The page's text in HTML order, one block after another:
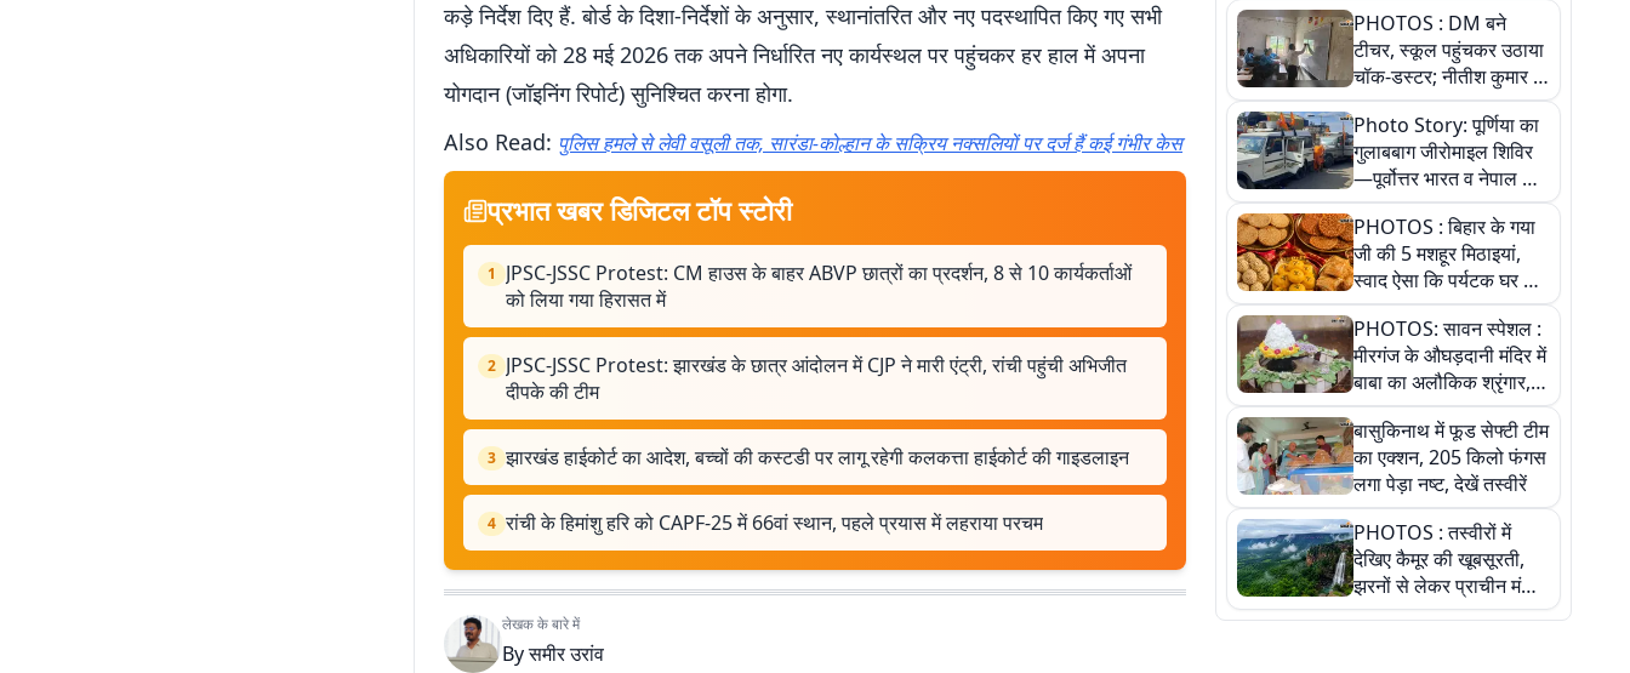
कड़े निर्देश दिए हैं. बोर्ड के दिशा-निर्देशों के अनुसार, स्थानांतरित और नए पदस्थापित किए गए सभी
अधिकारियों को 28 मई 2026 तक अपने निर्धारित नए कार्यस्थल पर पहुंचकर हर हाल में अपना
योगदान (जॉइनिंग रिपोर्ट) सुनिश्चित करना होगा.
Also Read: पुलिस हमले से लेवी वसूली तक, सारंडा-कोल्हान के सक्रिय नक्सलियों पर दर्ज हैं कई गंभीर केस
प्रभात खबर डिजिटल टॉप स्टोरी
1
JPSC-JSSC Protest: CM हाउस के बाहर ABVP छात्रों का प्रदर्शन, 8 से 10 कार्यकर्ताओं
को लिया गया हिरासत में
2 JPSC-JSSC Protest: झारखंड के छात्र आंदोलन में CJP ने मारी एंट्री, रांची पहुंची अभिजीत
दीपके की टीम
3 झारखंड हाईकोर्ट का आदेश, बच्चों की कस्टडी पर लागू रहेगी कलकत्ता हाईकोर्ट की गाइडलाइन
4 रांची के हिमांशु हरि को CAPF-25 में 66वां स्थान, पहले प्रयास में लहराया परचम
लेखक के बारे में
Byसमीर उरांव
PHOTOS : DM बने
टीचर, स्कूल पहुंचकर उठाया
चॉक-डस्टर; नीतीश कुमार के
इस चहेते अधिकारी को
जानिए
Photo Story: पूर्णिया का
गुलाबबाग जीरोमाइल शिविर
—पूर्वोत्तर भारत व नेपाल के
कांवरियों का प्रमुख सेवा धाम
PHOTOS : बिहार के गया
जी की 5 मशहूर मिठाइयां,
स्वाद ऐसा कि पर्यटक घर ले
जाना नहीं भूलते, तस्वीरों में
देखें
PHOTOS: सावन स्पेशल :
मीरगंज के औघड़दानी मंदिर में
बाबा का अलौकिक श्रृंगार,
तस्वीरों में देखें महादेव के कई
मनमोहक स्वरूप
बासुकिनाथ में फूड सेफ्टी टीम
का एक्शन, 205 किलो फंगस
लगा पेड़ा नष्ट, देखें तस्वीरें
PHOTOS : तस्वीरों में
देखिए कैमूर की खूबसूरती,
झरनों से लेकर प्राचीन मंदिरों
तक प्रकृति और आस्था का